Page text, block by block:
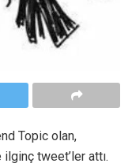
Topic olan,
ilginç tweet’ler attı.